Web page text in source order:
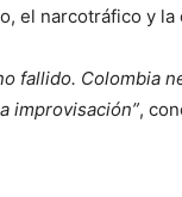
el narcotráfico y la
fallido. Colombia
improvisación”,